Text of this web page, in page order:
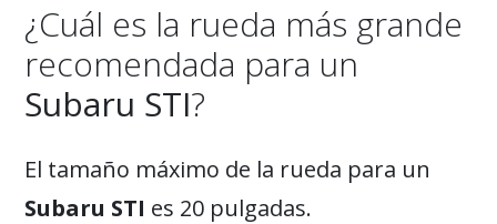
¿Cuál es la rueda más grande
recomendada para un
Subaru STI?
El tamaño máximo de la rueda para un
Subaru STI es 20 pulgadas.